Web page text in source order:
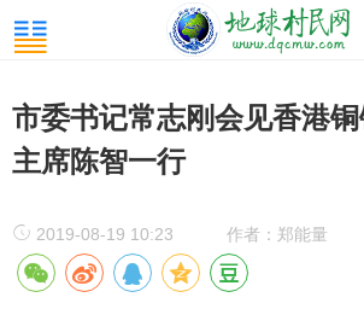
市委书记常志刚会见香港
主席陈智一行
2019-08-19 10:23
作者：郑能量